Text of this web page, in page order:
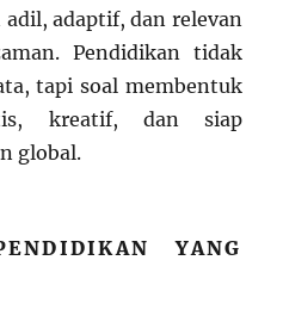
adaptif, dan relevan
Pendidikan tidak
tapi soal membentuk
kreatif, dan siap
global.
YANG